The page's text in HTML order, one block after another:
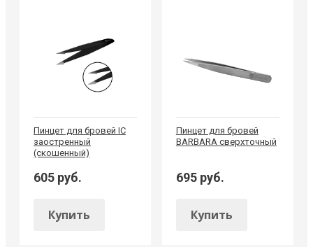
Пинцет для бровей IC
заостренный
(скошенный)
605 руб.
Купить
Пинцет для бровей
BARBARA сверхточный
695 руб.
Купить